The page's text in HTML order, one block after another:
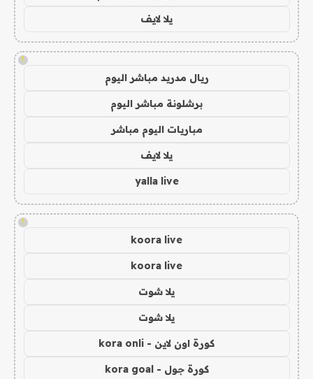
يلا لايف
!
ريال مدريد مباشر اليوم
برشلونة مباشر اليوم
مباريات اليوم مباشر
يلا لايف
yalla live
!
koora live
koora live
يلا شوت
يلا شوت
كورة اون لاين - kora onli
كورة جول - kora goal